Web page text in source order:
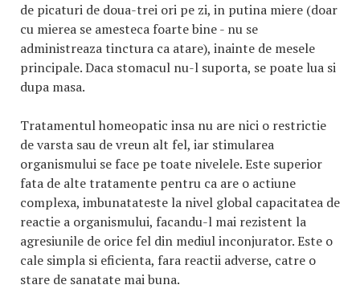
de picaturi de doua-trei ori pe zi, in putina miere (doar
cu mierea se amesteca foarte bine - nu se
administreaza tinctura ca atare), inainte de mesele
principale. Daca stomacul nu-l suporta, se poate lua si
dupa masa.
Tratamentul homeopatic insa nu are nici o restrictie
de varsta sau de vreun alt fel, iar stimularea
organismului se face pe toate nivelele. Este superior
fata de alte tratamente pentru ca are o actiune
complexa, imbunatateste la nivel global capacitatea de
reactie a organismului, facandu-l mai rezistent la
agresiunile de orice fel din mediul inconjurator. Este o
cale simpla si eficienta, fara reactii adverse, catre o
stare de sanatate mai buna.